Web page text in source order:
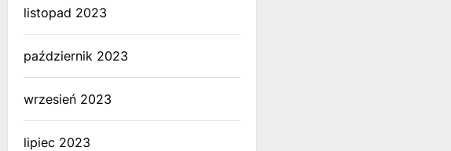
listopad 2023
październik 2023
wrzesień 2023
lipiec 2023